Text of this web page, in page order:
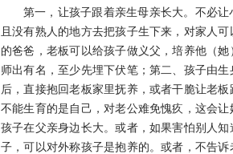
第一，让孩子跟着亲生母亲长大。不必
且没有熟人的地方去把孩子生下来，对家人
的爸爸，老板可以给孩子做义父，培养他（
师出有名，至少先埋下伏笔；第二、孩子由
后，直接抱回老板家里抚养，或者干脆让老
不能生育的是自己，对老公难免愧疚，这会
孩子在父亲身边长大。或者，如果害怕别人
子，可以对外称孩子是抱养的。或者，不告